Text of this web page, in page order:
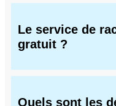
Le service de
gratuit ?
Quels sont les